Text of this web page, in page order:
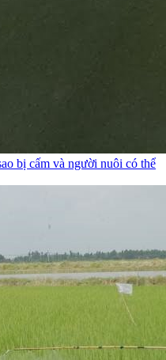
bị cấm và người nuôi có thể